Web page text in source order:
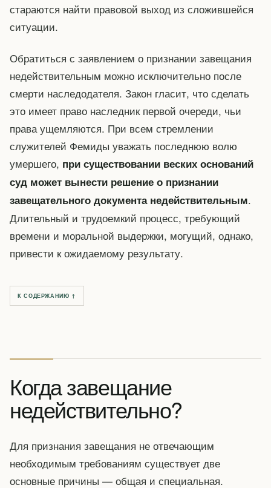
стараются найти правовой выход из сложившейся
ситуации.
Обратиться с заявлением о признании завещания
недействительным можно исключительно после
смерти наследодателя. Закон гласит, что сделать
это имеет право наследник первой очереди, чьи
права ущемляются. При всем стремлении
служителей Фемиды уважать последнюю волю
умершего, при существовании веских оснований
суд может вынести решение о признании
завещательного документа недействительным.
Длительный и трудоемкий процесс, требующий
времени и моральной выдержки, могущий, однако,
привести к ожидаемому результату.
К СОДЕРЖАНИЮ ↑
Когда завещание
недействительно?
Для признания завещания не отвечающим
необходимым требованиям существует две
основные причины — общая и специальная.